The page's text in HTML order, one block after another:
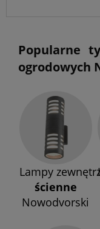
Popularne
ogrodowych
Lampy
ścienne
Nowodvorski